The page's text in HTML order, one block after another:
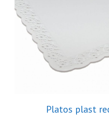
Platos plast